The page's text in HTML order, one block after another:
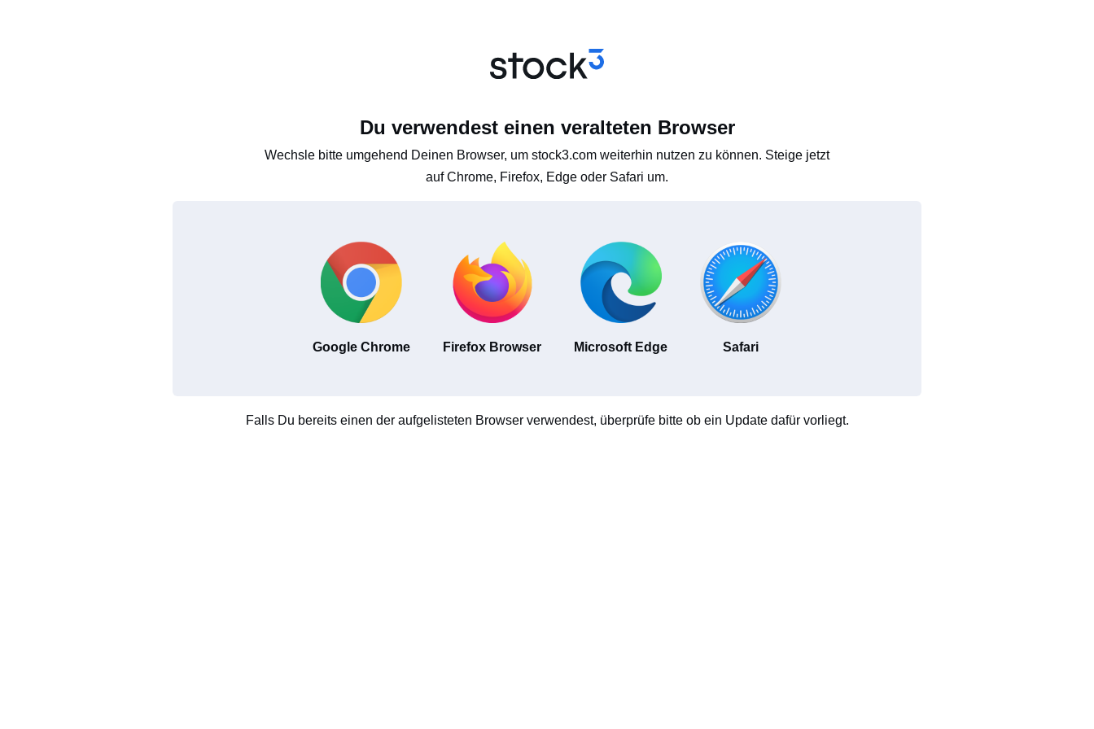
Du verwendest einen veralteten Browser
Wechsle bitte umgehend Deinen Browser, um stock3.com weiterhin nutzen zu können. Steige jetzt
auf Chrome, Firefox, Edge oder Safari um.
Google Chrome Firefox Browser Microsoft Edge Safari
Falls Du bereits einen der aufgelisteten Browser verwendest, überprüfe bitte ob ein Update dafür vorliegt.